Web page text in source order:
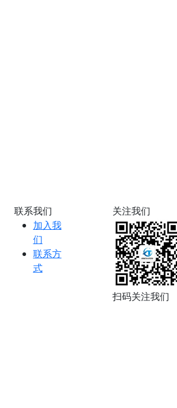
联系我们
加入我
们
联系方
式
关注我们
扫码关注我们